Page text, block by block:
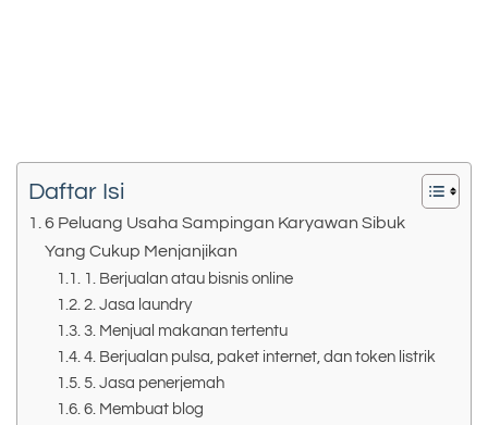
Daftar Isi
6 Peluang Usaha Sampingan Karyawan Sibuk
Yang Cukup Menjanjikan
1. Berjualan atau bisnis online
2. Jasa laundry
3. Menjual makanan tertentu
4. Berjualan pulsa, paket internet, dan token listrik
5. Jasa penerjemah
6. Membuat blog